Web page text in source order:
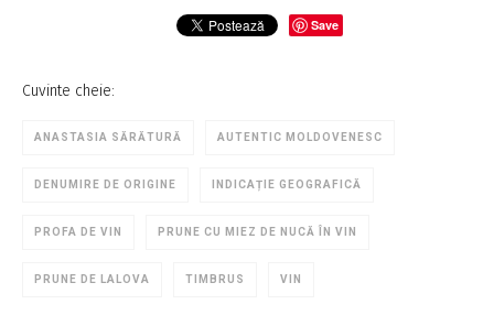
Save
Cuvinte cheie:
ANASTASIA SĂRĂTURĂ AUTENTIC MOLDOVENESC
DENUMIRE DE ORIGINE INDICAȚIE GEOGRAFICĂ
PROFA DE VIN PRUNE CU MIEZ DE NUCĂ ÎN VIN
PRUNE DE LALOVA TIMBRUS VIN